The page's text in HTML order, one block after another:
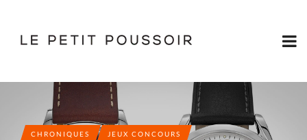
CHRONIQUES JEUX CONCOURS